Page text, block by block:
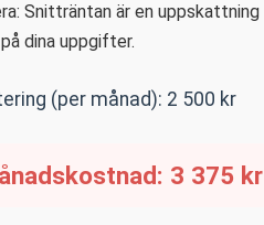
Snitträntan är en uppskattning
dina uppgifter.
(per månad): 2 500 kr
3 375 kr